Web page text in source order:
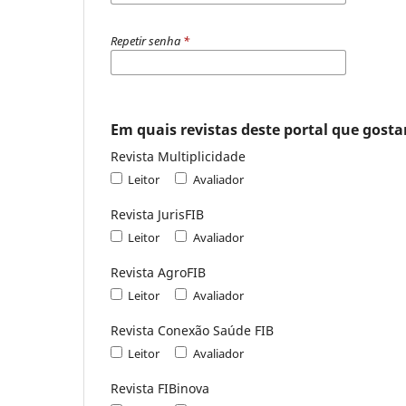
Repetir senha *
Em quais revistas deste portal que
Revista Multiplicidade
Leitor Avaliador
Revista JurisFIB
Leitor Avaliador
Revista AgroFIB
Leitor Avaliador
Revista Conexão Saúde FIB
Leitor Avaliador
Revista FIBinova